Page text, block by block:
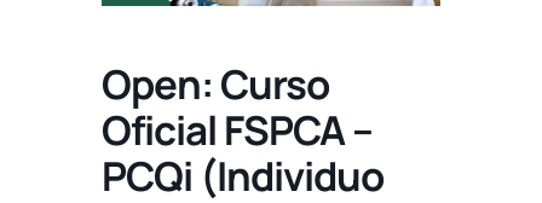
Open: Curso
Oficial FSPCA –
PCQi (Individuo